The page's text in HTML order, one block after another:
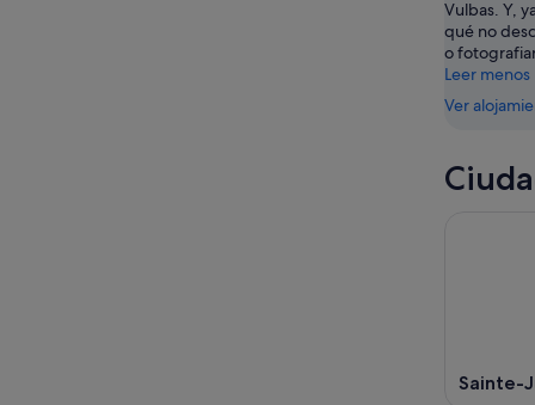
10
ago
14
ago
-
ago
Vulbas. Y,
qué no
o
Leer menos
Ver
Sainte-